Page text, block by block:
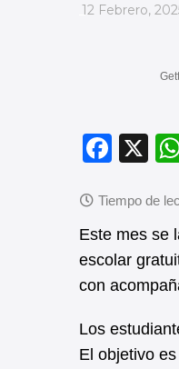
_
12 Febrero,
F
c
e
b
o
o
k
X
Este mes se
escolar
con
Los
El objetivo